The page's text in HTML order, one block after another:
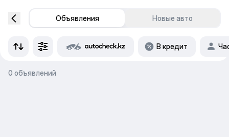
Объявления Новые авто
В кредит
0 объявлений